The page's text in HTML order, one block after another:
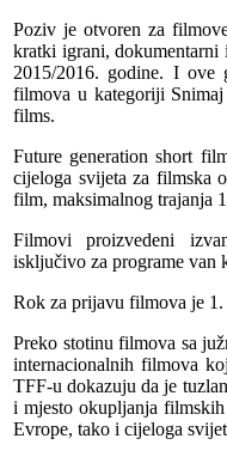
Poziv je otvoren za
kratki igrani,
2015/2016. godine. I ove
filmova u kategoriji
films.
Future generation short
cijeloga svijeta za filmska
film, maksimalnog trajanja
Filmovi proizvedeni
isključivo za programe van
Rok za prijavu filmova je 1.
Preko stotinu filmova sa
internacionalnih filmova
TFF-u dokazuju da je
i mjesto okupljanja
Evrope, tako i cijeloga